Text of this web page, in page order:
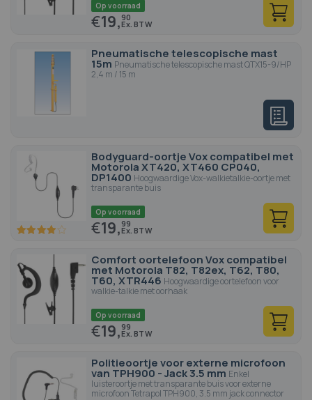
Op voorraad
€19,90
Pneumatische telescopische mast
15m Pneumatische telescopische mast QTX15-9/HP
2,4 m / 15 m
Bodyguard-oortje Vox compatibel met
Motorola XT420, XT460 CP040,
DP1400 Hoogwaardige Vox-walkietalkie-oortje met
transparante buis
80 100
Op voorraad
€19,99
Comfort oortelefoon Vox compatibel
met Motorola T82, T82ex, T62, T80,
T60, XTR446 Hoogwaardige oortelefoon voor
walkie-talkie met oorhaak
Op voorraad
€19,99
Politieoortje voor externe microfoon
van TPH900 - Jack 3.5 mm Enkel
luisteroortje met transparante buis voor externe
microfoon Tetrapol TPH900, 3.5 mm jack connector